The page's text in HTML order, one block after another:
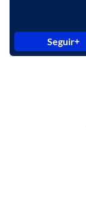
Seguir